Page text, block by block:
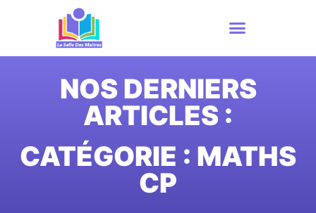
NOS DERNIERS
ARTICLES :
CATÉGORIE : MATHS
CP